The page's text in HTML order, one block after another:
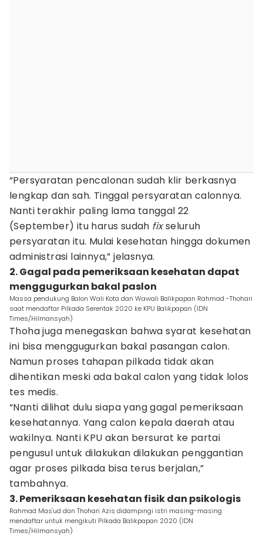
“Persyaratan pencalonan sudah klir berkasnya
lengkap dan sah. Tinggal persyaratan calonnya.
Nanti terakhir paling lama tanggal 22
(September) itu harus sudah fixseluruh
persyaratan itu. Mulai kesehatan hingga dokumen
administrasi lainnya,” jelasnya.
2. Gagal pada pemeriksaan kesehatan dapat
menggugurkan bakal paslon
Massa pendukung Balon Wali Kota dan Wawali Balikpapan Rahmad -Thohari
saat mendaftar Pilkada Serentak 2020 ke KPU Balikpapan (IDN
Times/Hilmansyah)
Thoha juga menegaskan bahwa syarat kesehatan
ini bisa menggugurkan bakal pasangan calon.
Namun proses tahapan pilkada tidak akan
dihentikan meski ada bakal calon yang tidak lolos
tes medis.
“Nanti dilihat dulu siapa yang gagal pemeriksaan
kesehatannya. Yang calon kepala daerah atau
wakilnya. Nanti KPU akan bersurat ke partai
pengusul untuk dilakukan dilakukan penggantian
agar proses pilkada bisa terus berjalan,”
tambahnya.
3. Pemeriksaan kesehatan fisik dan psikologis
Rahmad Mas'ud dan Thohari Azis didampingi istri masing-masing
mendaftar untuk mengikuti Pilkada Balikpapan 2020 (IDN
Times/Hilmansyah)